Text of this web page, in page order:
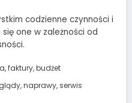
codzienne czynności i
się one w zależności od
faktury, budżet
naprawy, serwis